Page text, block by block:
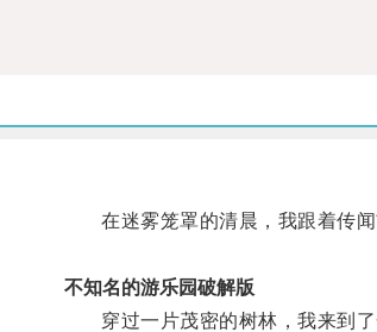
在迷雾笼罩的清晨，我跟着传闻
不知名的游乐园破解版
穿过一片茂密的树林，我来到了